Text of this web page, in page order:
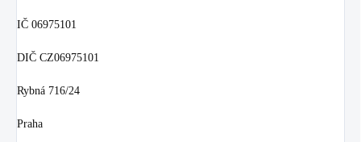
IČ 06975101
DIČ CZ06975101
Rybná 716/24
Praha